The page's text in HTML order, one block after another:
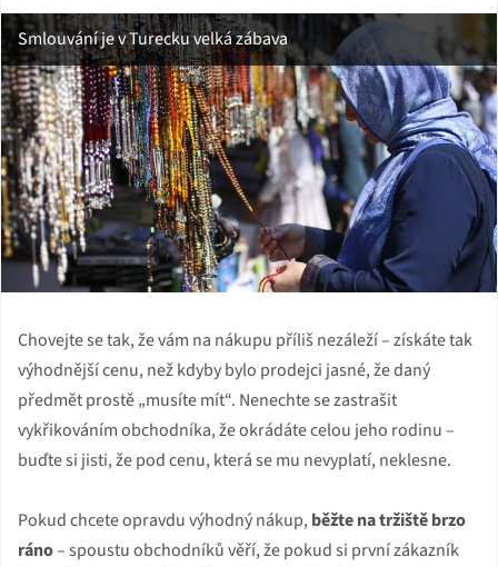
Smlouvání je v Turecku velká zábava
Chovejte se tak, že vám na nákupu příliš nezáleží – získáte tak
výhodnější cenu, než kdyby bylo prodejci jasné, že daný
předmět prostě „musíte mít“. Nenechte se zastrašit
vykřikováním obchodníka, že okrádáte celou jeho rodinu –
buďte si jisti, že pod cenu, která se mu nevyplatí, neklesne.
Pokud chcete opravdu výhodný nákup, běžte na tržiště brzo
ráno– spoustu obchodníků věří, že pokud si první zákazník